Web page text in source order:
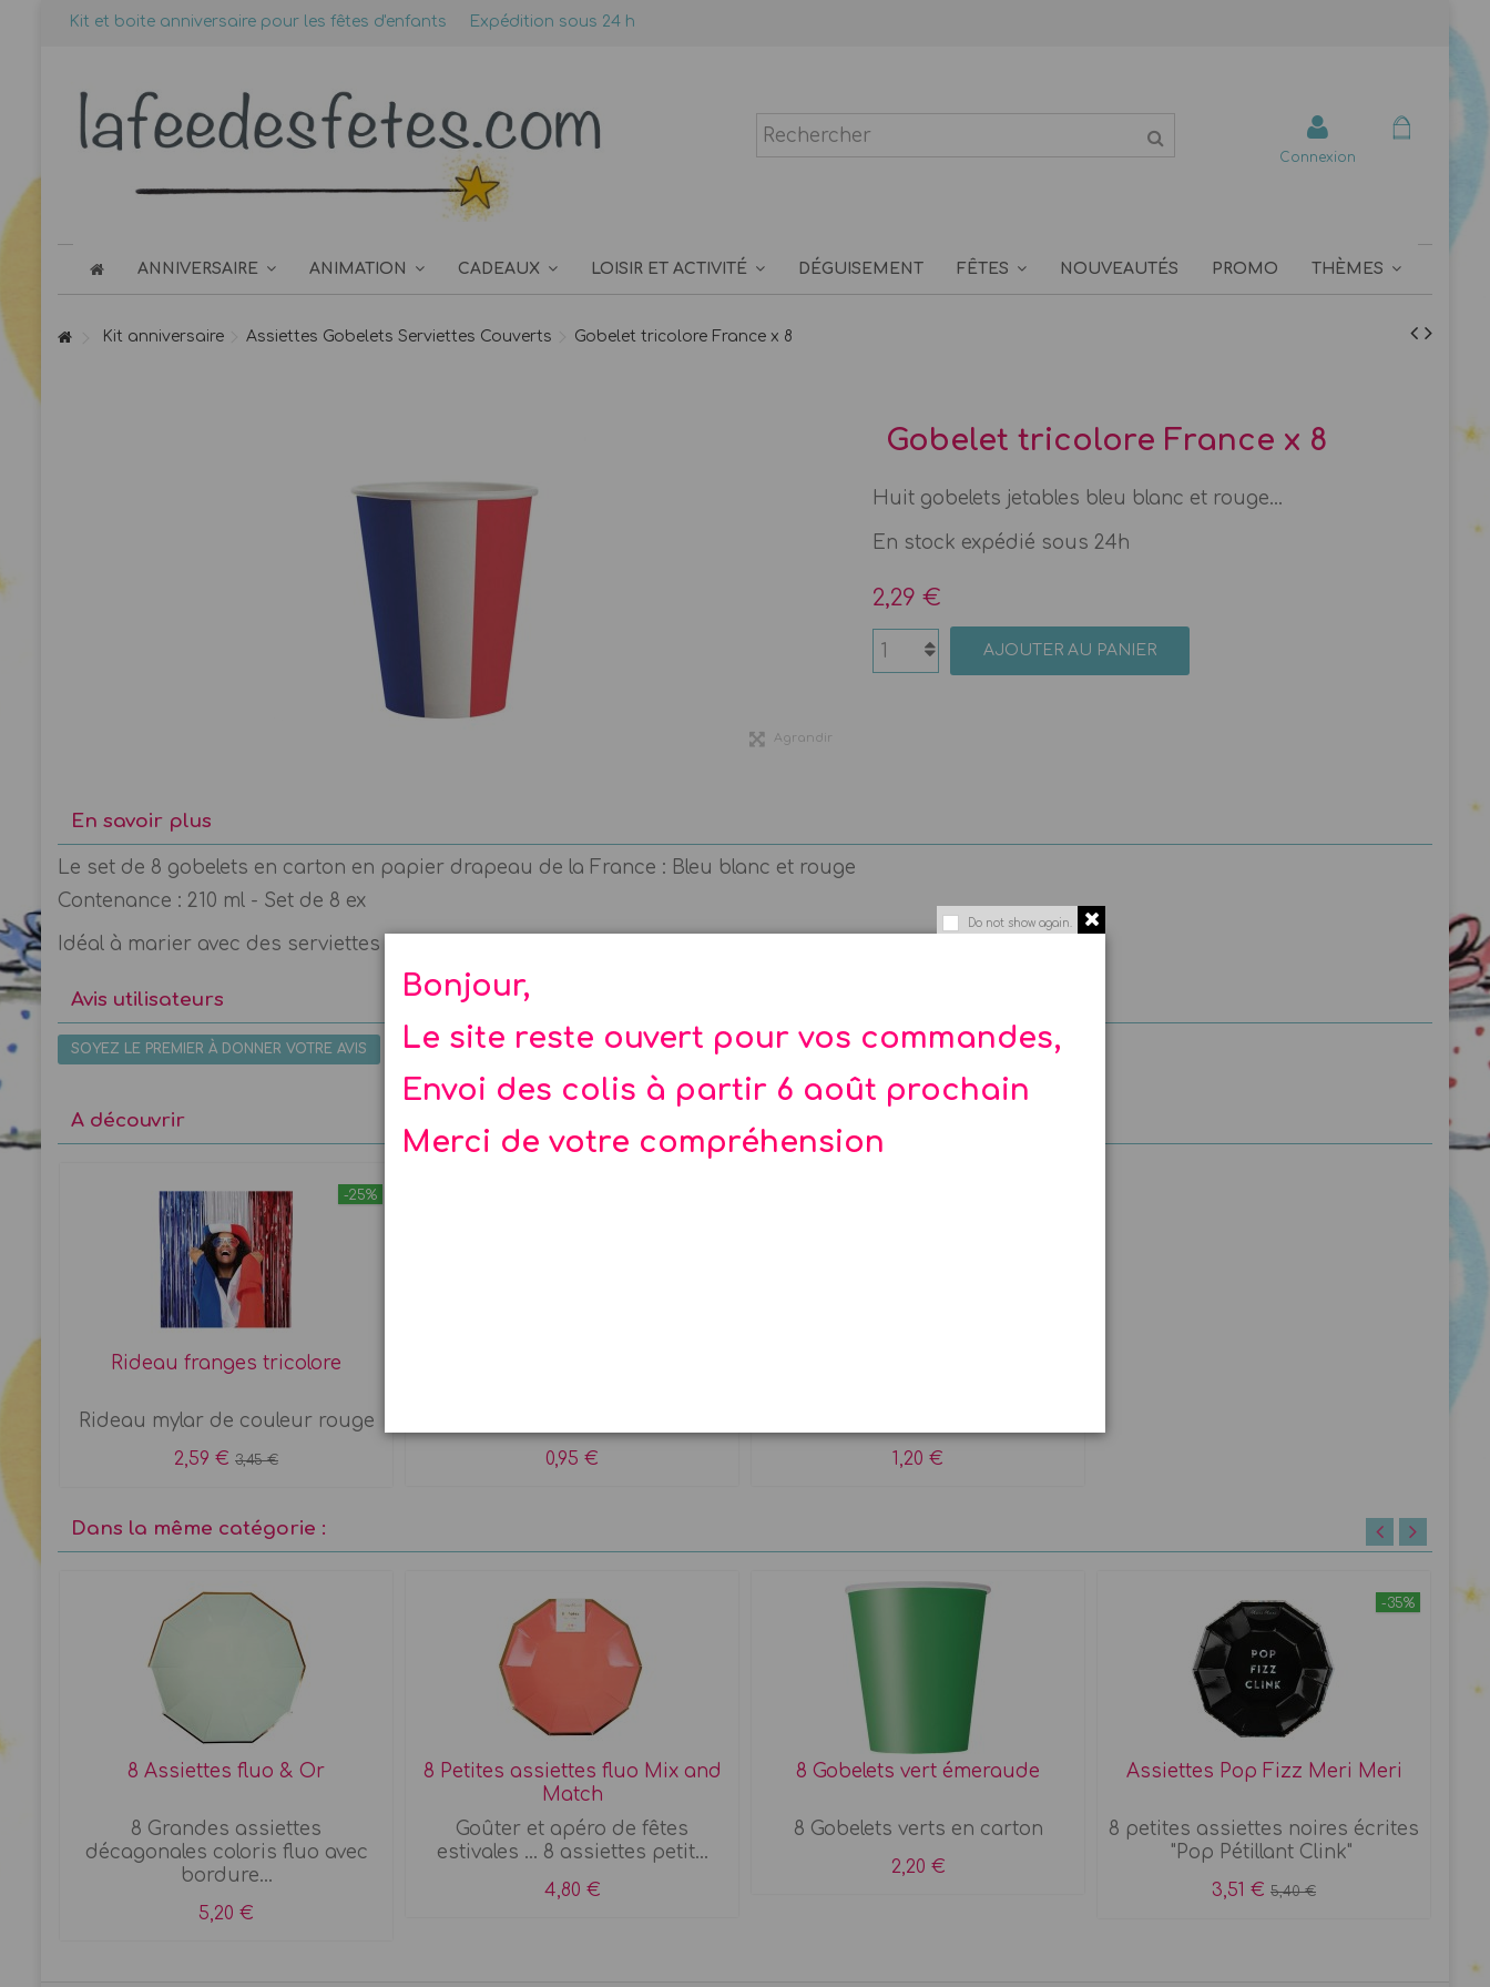
Do not show again.
Bonjour,
Le site reste ouvert pour vos commandes,
Envoi des colis à partir 6 août prochain
Merci de votre compréhension
Kit et boite anniversaire pour les fêtes d'enfants Expédition sous 24 h
Connexion
ANNIVERSAIRE ANIMATION CADEAUX LOISIR ET ACTIVITÉ DÉGUISEMENT FÊTES NOUVEAUTÉS PROMO THÈMES
Kit anniversaire Assiettes Gobelets Serviettes Couverts Gobelet tricolore France x 8
Agrandir
Gobelet tricolore France x 8
Huit gobelets jetables bleu blanc et rouge...
En stock expédié sous 24h
2,29 €
AJOUTER AU PANIER
En savoir plus
Le set de 8 gobelets en carton en papier drapeau de la France : Bleu blanc et rouge
Contenance : 210 ml - Set de 8 ex
Idéal à marier avec des serviettes tricolore ! La Fée
Avis utilisateurs
SOYEZ LE PREMIER À DONNER VOTRE AVIS
A découvrir
-25%
Rideau franges tricolore
Rideau mylar de couleur rouge
2,59 € 3,45 € 0,95 € 1,20 €
Dans la même catégorie :
8 Assiettes fluo & Or
8 Grandes assiettes
décagonales coloris fluo avec
bordure...
5,20 €
8 Petites assiettes fluo Mix and
Match
Goûter et apéro de fêtes
estivales ... 8 assiettes petit...
4,80 €
8 Gobelets vert émeraude
8 Gobelets verts en carton
2,20 €
-35%
Assiettes Pop Fizz Meri Meri
8 petites assiettes noires écrites
"Pop Pétillant Clink"
3,51 € 5,40 €